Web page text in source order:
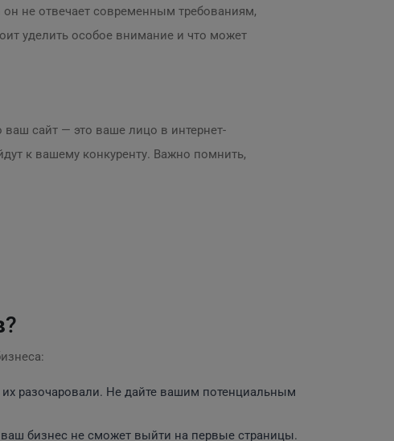
не отвечает современным требованиям,
уделить особое внимание и что может
ваш сайт — это ваше лицо в интернет-
к вашему конкуренту. Важно помнить,
?
разочаровали. Не дайте вашим потенциальным
бизнес не сможет выйти на первые страницы.